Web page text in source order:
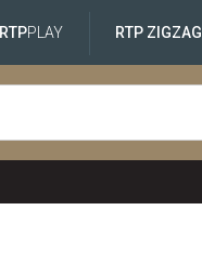
RTPPLAY RTP ZIGZAG